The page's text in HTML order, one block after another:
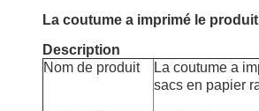
La coutume a imprimé le
Description
Nom de produit
La coutume a
sacs en papier